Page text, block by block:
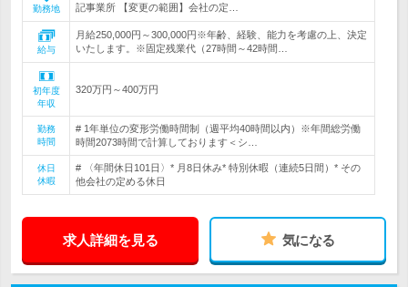
勤務地
記事業所 【変更の範囲】会社の定…
給与
月給250,000円～300,000円※年齢、経験、能力を考慮の上、決定
いたします。※固定残業代（27時間～42時間…
初年度
年収
320万円～400万円
勤務
時間
# 1年単位の変形労働時間制（週平均40時間以内）※年間総労働
時間2073時間で計算しております＜シ…
休日
休暇
# 〈年間休日101日〉* 月8日休み* 特別休暇（連続5日間）* その
他会社の定める休日
求人詳細を見る 気になる